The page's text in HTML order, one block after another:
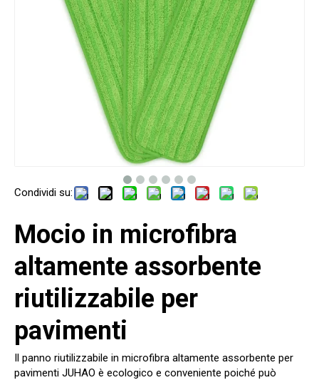
Condividi su:
Mocio in microfibra
altamente assorbente
riutilizzabile per
pavimenti
Il panno riutilizzabile in microfibra altamente assorbente per
pavimenti JUHAO è ecologico e conveniente poiché può